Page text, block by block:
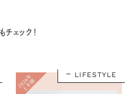
チェック！
LIFESTYLE